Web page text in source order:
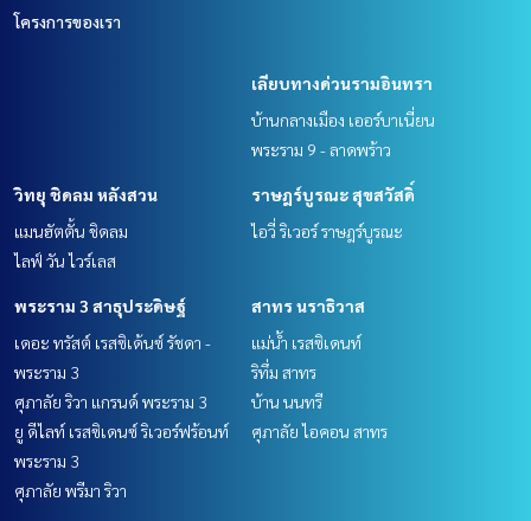
โครงการของเรา
เลียบทางด่วนรามอินทรา
บ้านกลางเมือง เออร์บาเนี่ยน
พระราม 9 - ลาดพร้าว
วิทยุ ชิดลม หลังสวน
แมนฮัตตั้น ชิดลม
ไลฟ์ วัน ไวร์เลส
ราษฎร์บูรณะ สุขสวัสดิ์
ไอวี่ ริเวอร์ ราษฎร์บูรณะ
พระราม 3 สาธุประดิษฐ์
เดอะ ทรัสต์ เรสซิเด้นซ์ รัชดา -
พระราม 3
ศุภาลัย ริวา แกรนด์ พระราม 3
ยู ดีไลท์ เรสซิเดนซ์ ริเวอร์ฟร้อนท์
พระราม 3
ศุภาลัย พรีมา ริวา
สาทร นราธิวาส
แม่น้ำ เรสซิเดนท์
ริทึ่ม สาทร
บ้าน นนทรี
ศุภาลัย ไอคอน สาทร